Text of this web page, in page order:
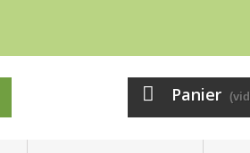
Panier